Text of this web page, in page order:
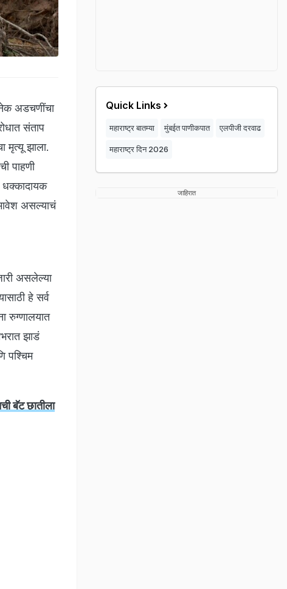
अडचणींचा
संताप
मृत्यू झाला.
पाहणी
धक्कादायक
असल्याचं
असलेल्या
हे सर्व
रुग्णालयात
झाडं
पश्चिम
बॅट छातीला
Quick Links
महाराष्ट्र बातम्या मुंबईत पाणीकपात एलपीजी दरवाढ
महाराष्ट्र दिन 2026
जाहिरात